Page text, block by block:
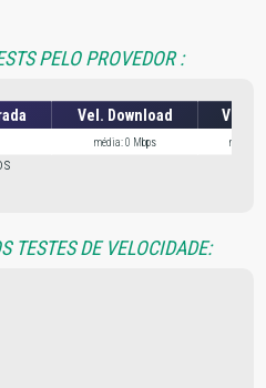
PELO PROVEDOR :
Vel. Download Vel.
média: 0 Mbps média:
TESTES DE VELOCIDADE: